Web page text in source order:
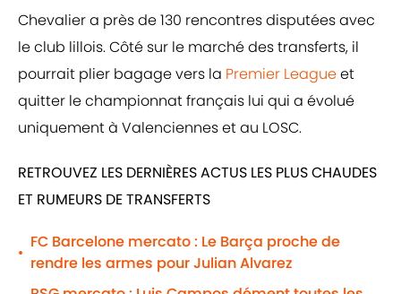
Chevalier a près de 130 rencontres disputées avec
le club lillois. Côté sur le marché des transferts, il
pourrait plier bagage vers la Premier Leagueet
quitter le championnat français lui qui a évolué
uniquement à Valenciennes et au LOSC.
RETROUVEZ LES DERNIÈRES ACTUS LES PLUS CHAUDES
ET RUMEURS DE TRANSFERTS
•
FC Barcelone mercato : Le Barça proche de
rendre les armes pour Julian Alvarez